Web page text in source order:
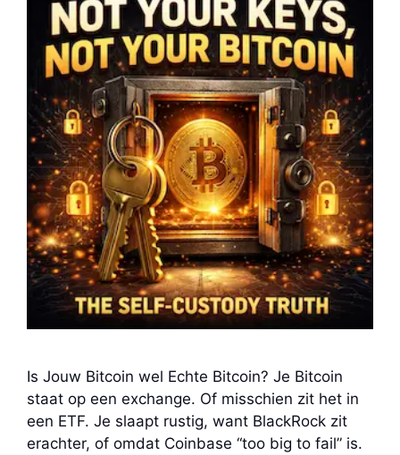
Is Jouw Bitcoin wel Echte Bitcoin? Je Bitcoin
staat op een exchange. Of misschien zit het in
een ETF. Je slaapt rustig, want BlackRock zit
erachter, of omdat Coinbase “too big to fail” is.